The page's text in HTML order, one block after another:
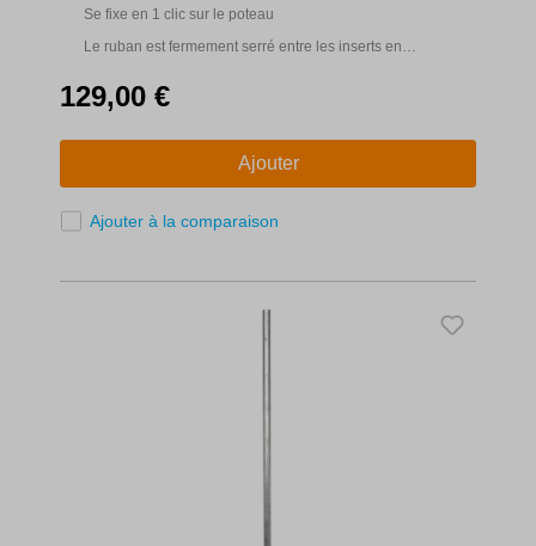
Se fixe en 1 clic sur le poteau
Le ruban est fermement serré entre les inserts en
129,00 €
Ajouter
Ajouter à la comparaison